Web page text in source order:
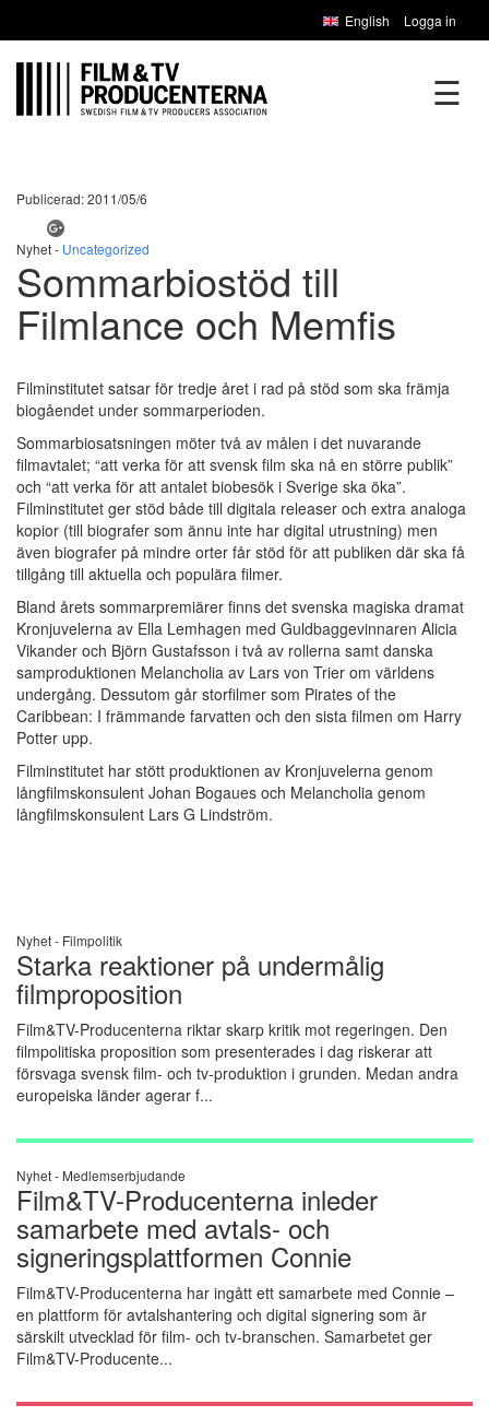
English Logga in
☰
Publicerad: 2011/05/6
Nyhet - Uncategorized
Sommarbiostöd till
Filmlance och Memfis
Filminstitutet satsar för tredje året i rad på stöd som ska främja
biogåendet under sommarperioden.
Sommarbiosatsningen möter två av målen i det nuvarande
filmavtalet; “att verka för att svensk film ska nå en större publik”
och “att verka för att antalet biobesök i Sverige ska öka”.
Filminstitutet ger stöd både till digitala releaser och extra analoga
kopior (till biografer som ännu inte har digital utrustning) men
även biografer på mindre orter får stöd för att publiken där ska få
tillgång till aktuella och populära filmer.
Bland årets sommarpremiärer finns det svenska magiska dramat
Kronjuvelerna av Ella Lemhagen med Guldbaggevinnaren Alicia
Vikander och Björn Gustafsson i två av rollerna samt danska
samproduktionen Melancholia av Lars von Trier om världens
undergång. Dessutom går storfilmer som Pirates of the
Caribbean: I främmande farvatten och den sista filmen om Harry
Potter upp.
Filminstitutet har stött produktionen av Kronjuvelerna genom
långfilmskonsulent Johan Bogaues och Melancholia genom
långfilmskonsulent Lars G Lindström.
Nyhet - Filmpolitik
Starka reaktioner på undermålig
filmproposition
Film&TV-Producenterna riktar skarp kritik mot regeringen. Den
filmpolitiska proposition som presenterades i dag riskerar att
försvaga svensk film- och tv-produktion i grunden. Medan andra
europeiska länder agerar f...
Nyhet - Medlemserbjudande
Film&TV-Producenterna inleder
samarbete med avtals- och
signeringsplattformen Connie
Film&TV-Producenterna har ingått ett samarbete med Connie –
en plattform för avtalshantering och digital signering som är
särskilt utvecklad för film- och tv-branschen. Samarbetet ger
Film&TV-Producente...